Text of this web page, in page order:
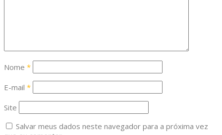
Nome *
E-mail *
Site
Salvar meus dados neste navegador para a próxima vez